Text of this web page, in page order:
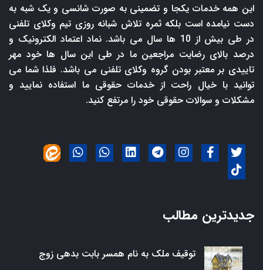
این همه خدمات یکجا و تضمینی به صورت شانسی و یک شبه به
دست نیامده است بلکه ثمره تلاش شبانه روزی تیم وکلای تلفنی
در طی بیش از 10 ها سال می باشد. نماد اعتماد الکترونیک و
درصد بالای رضایت مراجعین ما در طی این سال ها خود مهر
تاییدی بر معتبر بودن گروه وکلای تلفنی می باشد. فلذا شما می
توانید با خیال راحت از خدمات حقوقی ما استفاده نمایید و
مشکلات و سوالات حقوقی خود را مرتفع کنید.
جدیدترین مطالب
توقیف ملک به نام همسر بابت بدهی زوج